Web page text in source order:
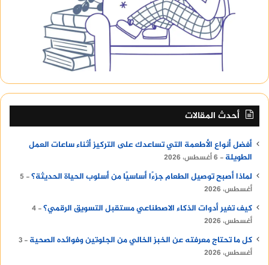
أحدث المقالات
أفضل أنواع الأطعمة التي تساعدك على التركيز أثناء ساعات العمل
الطويلة
6 أغسطس، 2026
لماذا أصبح توصيل الطعام جزءًا أساسيًا من أسلوب الحياة الحديثة؟
5
أغسطس، 2026
كيف تغير أدوات الذكاء الاصطناعي مستقبل التسويق الرقمي؟ 4
أغسطس، 2026
كل ما تحتاج معرفته عن الخبز الخالي من الجلوتين وفوائده الصحية
3
أغسطس، 2026